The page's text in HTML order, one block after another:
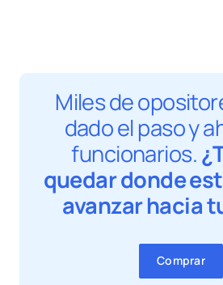
Miles de
dado el paso y
funcionarios.
quedar donde
avanzar hacia
Comprar